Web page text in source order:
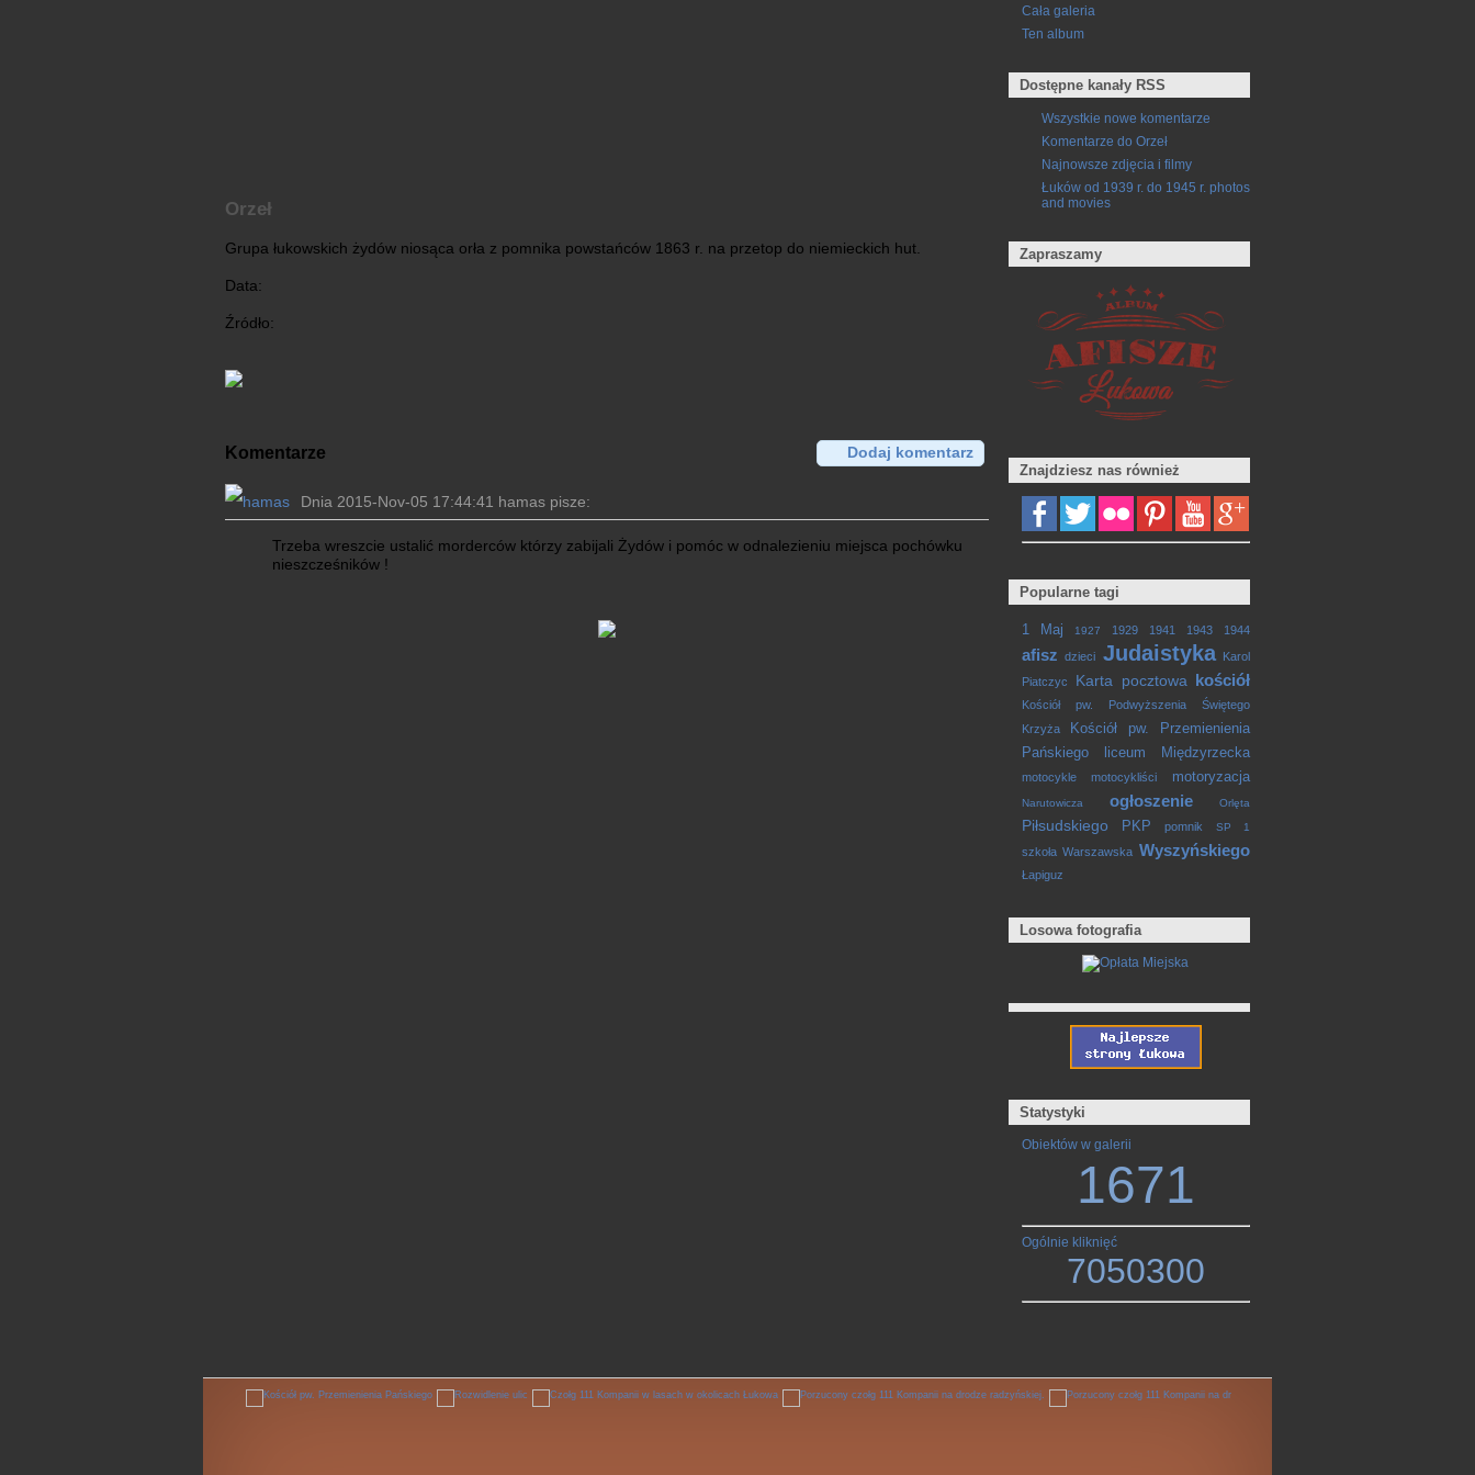
Orzeł
Grupa łukowskich żydów niosąca orła z pomnika powstańców 1863 r. na przetop do niemieckich hut.
Data:
Źródło:
Komentarze Dodaj komentarz
Dnia 2015-Nov-05 17:44:41 hamas pisze:
Trzeba wreszcie ustalić morderców którzy zabijali Żydów i pomóc w odnalezieniu miejsca pochówku
nieszcześników !
Cała galeria
Ten album
Dostępne kanały RSS
Wszystkie nowe komentarze
Komentarze do Orzeł
Najnowsze zdjęcia i filmy
Łuków od 1939 r. do 1945 r. photos
and movies
Zapraszamy
Znajdziesz nas również
Popularne tagi
1 Maj 1927 1929 1941 1943 1944
afisz dzieci Judaistyka
Karol
Piatczyc
Karta pocztowa kościół
Kościół pw. Podwyższenia Świętego
Krzyża
Kościół pw. Przemienienia
Pańskiego
liceum Międzyrzecka
motocykle motocykliści motoryzacja
Narutowicza ogłoszenie Orlęta
Piłsudskiego PKP pomnik SP 1
szkoła Warszawska Wyszyńskiego
Łapiguz
Losowa fotografia
Statystyki
Obiektów w galerii
1671
Ogólnie kliknięć
7050300